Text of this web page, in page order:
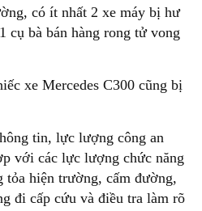
có ít nhất 2 xe máy bị hư
cụ bà bán hàng rong tử vong
xe Mercedes C300 cũng bị
tin, lực lượng công an
với các lực lượng chức năng
tỏa hiện trường, cấm đường,
đi cấp cứu và điều tra làm rõ